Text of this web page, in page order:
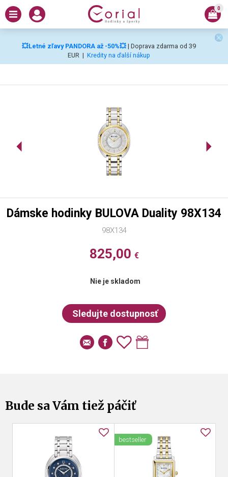
💥Letné zľavy PANDORA až -50%💥 | Doprava zdarma od 39
EUR | Kredity na ďalší nákup
0
98X134
Dámske hodinky BULOVA Duality 98X134
825,00 €
Nie je skladom
Bude sa Vám tiež páčiť
bestseller